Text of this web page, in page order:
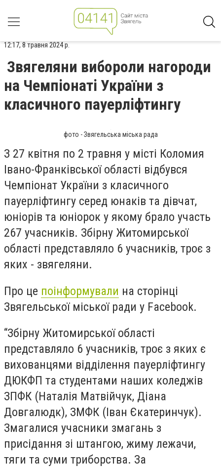
12:17, 8 травня 2024 р.
Звягеляни вибороли нагороди
на Чемпіонаті України з
класичного пауерліфтингу
фото - Звягельська міська рада
З 27 квітня по 2 травня у місті Коломия
Івано-Франківської області відбувся
Чемпіонат України з класичного
пауерліфтингу серед юнаків та дівчат,
юніорів та юніорок у якому брало участь
267 учасників. Збірну Житомирської
області представляло 6 учасників, троє з
яких - звягеляни.
Про це поінформували на сторінці
Звягельської міської ради у Facebook.
“Збірну Житомирської області
представляло 6 учасників, троє з яких є
вихованцями відділення пауерліфтингу
ДЮКФП та студентами наших коледжів
ЗПФК (Наталія Матвійчук, Діана
Довгалюдк), ЗМФК (Іван Єкатеринчук).
Змагалися учасники змагань з
присідання зі штангою, жиму лежачи,
тяги та суми триборства. За